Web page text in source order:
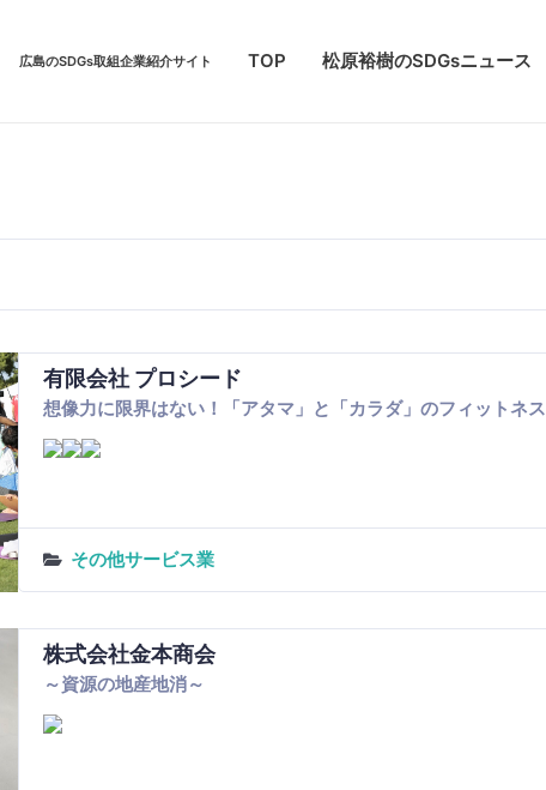
広島のSDGs取組企業紹介サイト TOP 松原裕樹のSDGsニュース
有限会社 プロシード
想像力に限界はない！「アタマ」と「カラダ」のフィットネス
その他サービス業
株式会社金本商会
～資源の地産地消～